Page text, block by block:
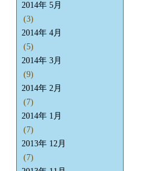
2014年 5月
(3)
2014年 4月
(5)
2014年 3月
(9)
2014年 2月
(7)
2014年 1月
(7)
2013年 12月
(7)